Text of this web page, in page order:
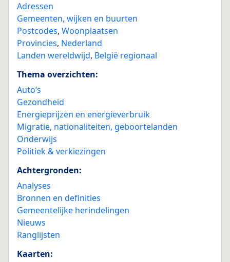
Adressen
Gemeenten, wijken en buurten
Postcodes, Woonplaatsen
Provincies, Nederland
Landen wereldwijd, België regionaal
Thema overzichten:
Auto’s
Gezondheid
Energieprijzen en energieverbruik
Migratie, nationaliteiten, geboortelanden
Onderwijs
Politiek & verkiezingen
Achtergronden:
Analyses
Bronnen en definities
Gemeentelijke herindelingen
Nieuws
Ranglijsten
Kaarten: